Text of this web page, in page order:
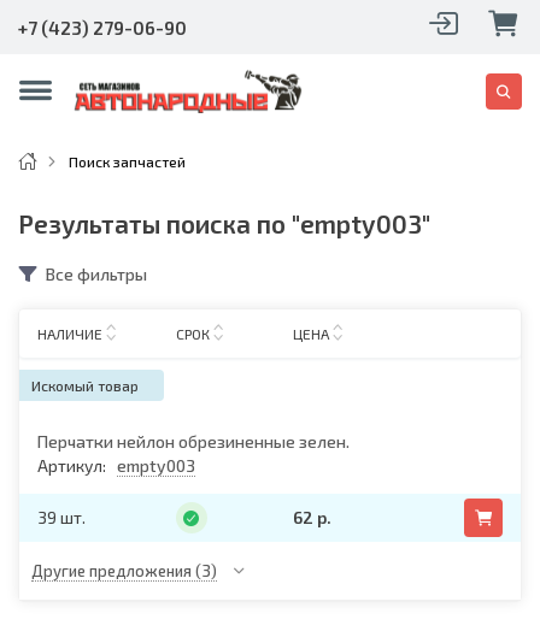
+7 (423) 279-06-90
Поиск запчастей
Результаты поиска по "empty003"
Все фильтры
НАЛИЧИЕ СРОК ЦЕНА
Искомый товар
Перчатки нейлон обрезиненные зелен.
Артикул: empty003
39 шт. 62 р.
Другие предложения (3)